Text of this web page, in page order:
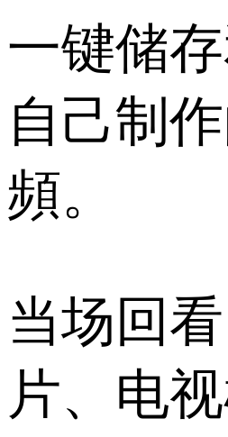
一键储
自己制
頻。
当场回
片、电视